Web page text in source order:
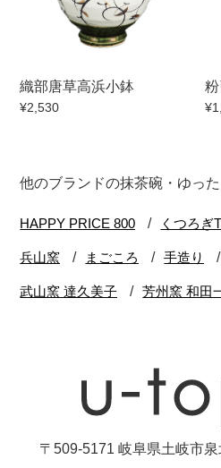
織部唐草高浜小鉢
¥2,530
他のブランドの抹茶碗・ゆっ
〒509-5171 岐阜県土岐市